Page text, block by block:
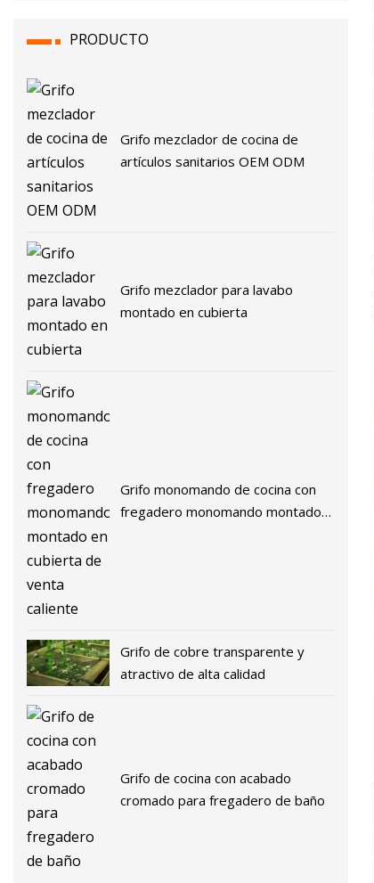
PRODUCTO
Grifo mezclador de cocina de
artículos sanitarios OEM ODM
Grifo mezclador para lavabo
montado en cubierta
Grifo monomando de cocina con
fregadero monomando montado
Grifo de cobre transparente y
atractivo de alta calidad
Grifo de cocina con acabado
cromado para fregadero de baño